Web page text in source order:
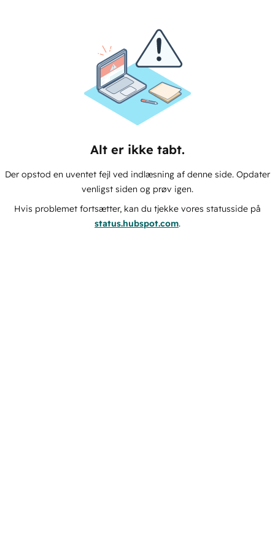
Alt er ikke tabt.
Der opstod en uventet fejl ved indlæsning af denne side. Opdater
venligst siden og prøv igen.
Hvis problemet fortsætter, kan du tjekke vores statusside på
status.hubspot.com.